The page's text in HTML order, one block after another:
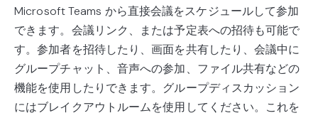
Microsoft Teams から直接会議をスケジュールして参加
できます。会議リンク、または予定表への招待も可能で
す。参加者を招待したり、画面を共有したり、会議中に
グループチャット、音声への参加、ファイル共有などの
機能を使用したりできます。グループディスカッション
にはブレイクアウトルームを使用してください。これを